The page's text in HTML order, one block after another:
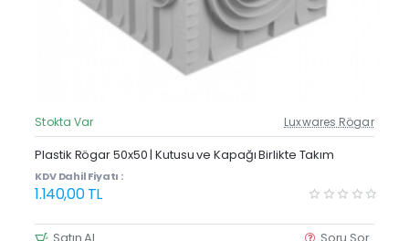
Güncel Fiyat
Stokta Var Luxwares Rögar
Plastik Rögar 50x50 | Kutusu ve Kapağı Birlikte Takım
KDV Dahil Fiyatı :
1.140,00 TL